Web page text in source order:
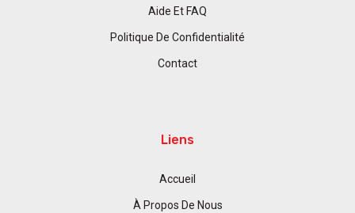
Aide Et FAQ
Politique De Confidentialité
Contact
Liens
Accueil
À Propos De Nous